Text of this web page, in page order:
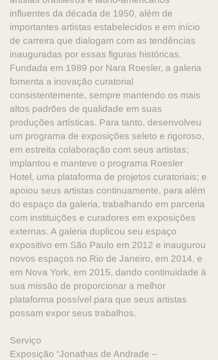
influentes da década de 1950, além de
importantes artistas estabelecidos e em início
de carreira que dialogam com as tendências
inauguradas por essas figuras históricas.
Fundada em 1989 por Nara Roesler, a galeria
fomenta a inovação curatorial
consistentemente, sempre mantendo os mais
altos padrões de qualidade em suas
produções artísticas. Para tanto, desenvolveu
um programa de exposições seleto e rigoroso,
em estreita colaboração com seus artistas;
implantou e manteve o programa Roesler
Hotel, uma plataforma de projetos curatoriais; e
apoiou seus artistas continuamente, para além
do espaço da galeria, trabalhando em parceria
com instituições e curadores em exposições
externas. A galeria duplicou seu espaço
expositivo em São Paulo em 2012 e inaugurou
novos espaços no Rio de Janeiro, em 2014, e
em Nova York, em 2015, dando continuidade à
sua missão de proporcionar a melhor
plataforma possível para que seus artistas
possam expor seus trabalhos.
Serviço
Exposição “Jonathas de Andrade –